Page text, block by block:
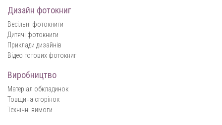
Дизайн фотокниг
Весільні фотокниги
Дитячі фотокниги
Приклади дизайнів
Відео готових фотокниг
Виробництво
Матеріал обкладинок
Товщина сторінок
Технічні вимоги